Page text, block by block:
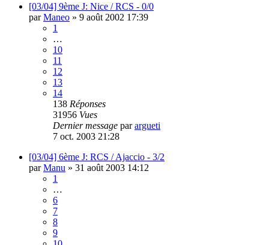
[03/04] 9ème J: Nice / RCS - 0/0
parManeo » 9 août 2002 17:39
1
…
10
11
12
13
14
138 Réponses
31956 Vues
Dernier message parargueti
7 oct. 2003 21:28
[03/04] 6ème J: RCS / Ajaccio - 3/2
parManu » 31 août 2003 14:12
1
…
6
7
8
9